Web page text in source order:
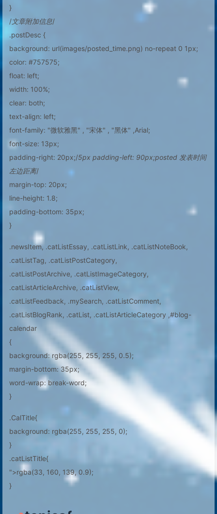
}
/文章附加信息/
.postDesc {
background: url(images/posted_time.png) no-repeat 0 1px;
color: #757575;
float: left;
width: 100%;
clear: both;
text-align: left;
font-family: "微软雅黑" , "宋体" , "黑体" ,Arial;
font-size: 13px;
padding-right: 20px;/5px padding-left: 90px;posted 发表时间
左边距离/
margin-top: 20px;
line-height: 1.8;
padding-bottom: 35px;
}
.newsItem, .catListEssay, .catListLink, .catListNoteBook,
.catListTag, .catListPostCategory,
.catListPostArchive, .catListImageCategory,
.catListArticleArchive, .catListView,
.catListFeedback, .mySearch, .catListComment,
.catListBlogRank, .catList, .catListArticleCategory ,#blog-
calendar
{
background: rgba(255, 255, 255, 0.5);
margin-bottom: 35px;
word-wrap: break-word;
}
.CalTitle{
background: rgba(255, 255, 255, 0);
}
.catListTitle{
">rgba(33, 160, 139, 0.9);
}